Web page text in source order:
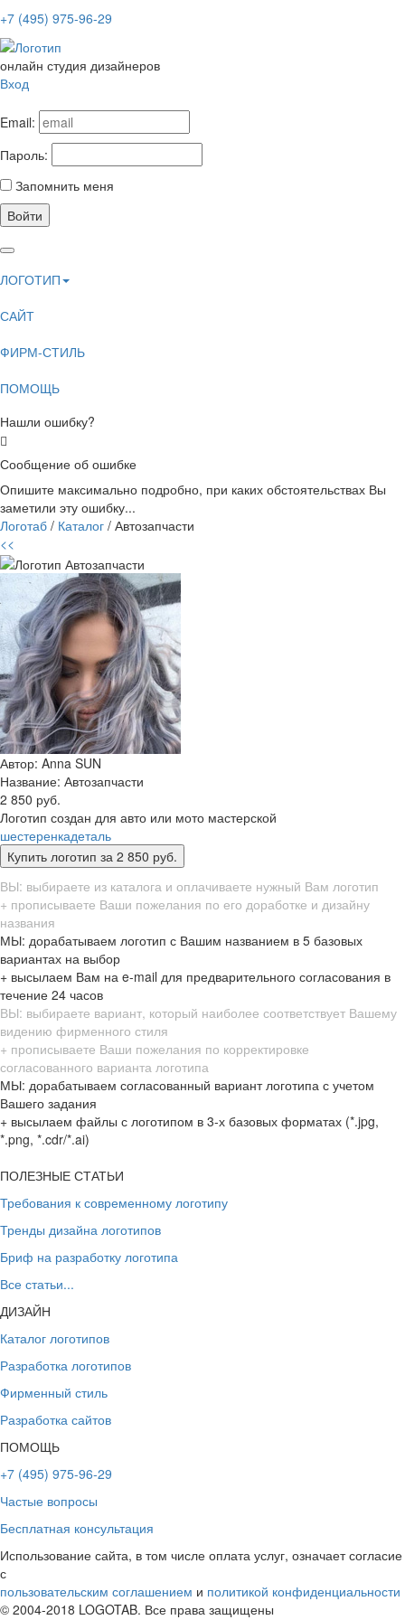
+7 (495) 975-96-29
онлайн студия дизайнеров
Вход
Email:
Пароль:
Запомнить меня
Войти
ЛОГОТИП
САЙТ
ФИРМ-СТИЛЬ
ПОМОЩЬ
Нашли ошибку?
Сообщение об ошибке
Опишите максимально подробно, при каких обстоятельствах Вы
заметили эту ошибку...
Логотаб / Каталог / Автозапчасти
<<
Автор: Anna SUN
Название: Автозапчасти
2 850 руб.
Логотип создан для авто или мото мастерской
шестеренкадеталь
ВЫ: выбираете из каталога и оплачиваете нужный Вам логотип
+ прописываете Ваши пожелания по его доработке и дизайну
названия
МЫ: дорабатываем логотип с Вашим названием в 5 базовых
вариантах на выбор
+ высылаем Вам на e-mail для предварительного согласования в
течение 24 часов
ВЫ: выбираете вариант, который наиболее соответствует Вашему
видению фирменного стиля
+ прописываете Ваши пожелания по корректировке
согласованного варианта логотипа
МЫ: дорабатываем согласованный вариант логотипа с учетом
Вашего задания
+ высылаем файлы с логотипом в 3-х базовых форматах (*.jpg,
*.png, *.cdr/*.ai)
ПОЛЕЗНЫЕ СТАТЬИ
Требования к современному логотипу
Тренды дизайна логотипов
Бриф на разработку логотипа
Все статьи...
ДИЗАЙН
Каталог логотипов
Разработка логотипов
Фирменный стиль
Разработка сайтов
ПОМОЩЬ
+7 (495) 975-96-29
Частые вопросы
Бесплатная консультация
Использование сайта, в том числе оплата услуг, означает согласие
с
пользовательским соглашением и политикой конфиденциальности
© 2004-2018 LOGOTAB. Все права защищены